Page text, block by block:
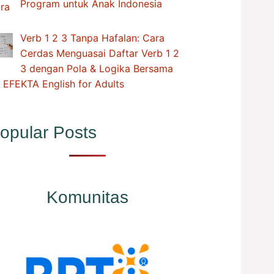
Program untuk Anak Indonesia
Verb 1 2 3 Tanpa Hafalan: Cara
Cerdas Menguasai Daftar Verb 1 2
3 dengan Pola & Logika Bersama
EFEKTA English for Adults
Posts
Komunitas